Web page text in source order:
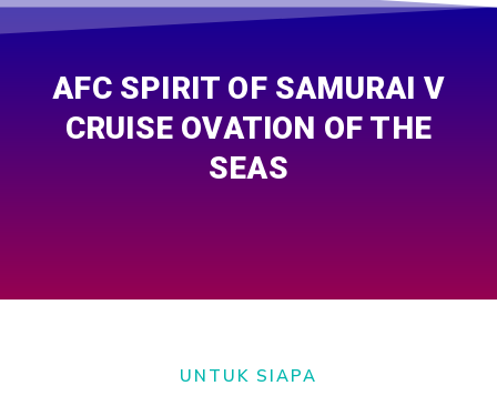
AFC SPIRIT OF SAMURAI V
CRUISE OVATION OF THE
SEAS
UNTUK SIAPA